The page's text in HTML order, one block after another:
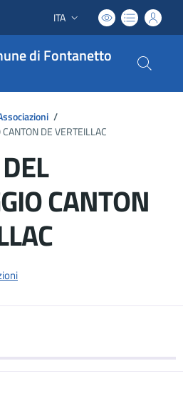
Lingua attiva:
ITA
di Fontanetto
/
DE VERTEILLAC
CANTON